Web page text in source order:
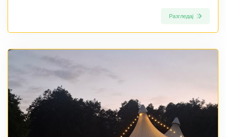
Разгледај